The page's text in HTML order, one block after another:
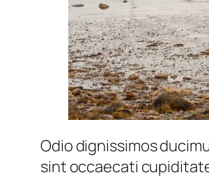
Odio dignissimos
sint occaecati